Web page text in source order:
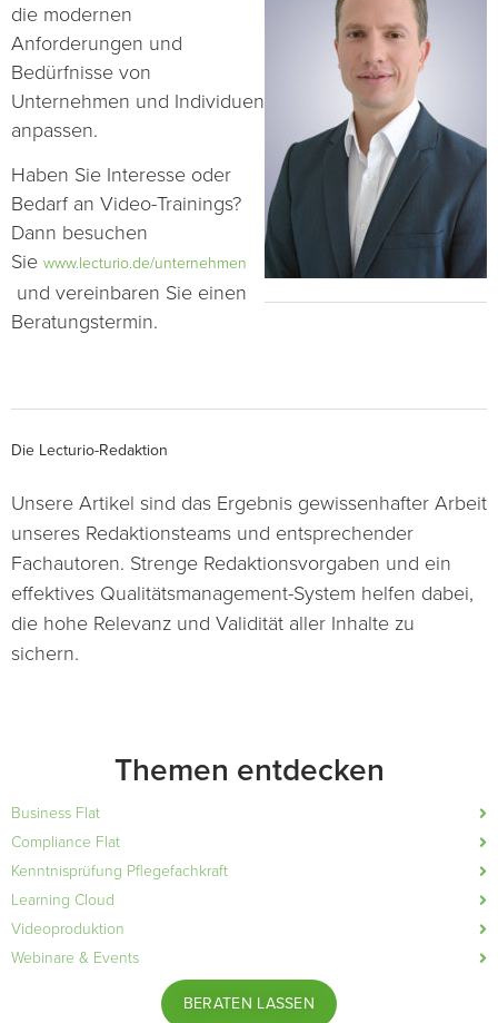
die modernen
Anforderungen und
Bedürfnisse von
Unternehmen und Individuen
anpassen.
Haben Sie Interesse oder
Bedarf an Video-Trainings?
Dann besuchen
Sie www.lecturio.de/unternehmen
und vereinbaren Sie einen
Beratungstermin.
Die Lecturio-Redaktion
Unsere Artikel sind das Ergebnis gewissenhafter Arbeit
unseres Redaktionsteams und entsprechender
Fachautoren. Strenge Redaktionsvorgaben und ein
effektives Qualitätsmanagement-System helfen dabei,
die hohe Relevanz und Validität aller Inhalte zu
sichern.
Themen entdecken
Business Flat
Compliance Flat
Kenntnisprüfung Pflegefachkraft
Learning Cloud
Videoproduktion
Webinare & Events
BERATEN LASSEN